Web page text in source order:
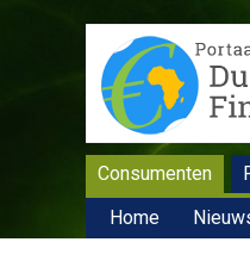
Consumenten
Home